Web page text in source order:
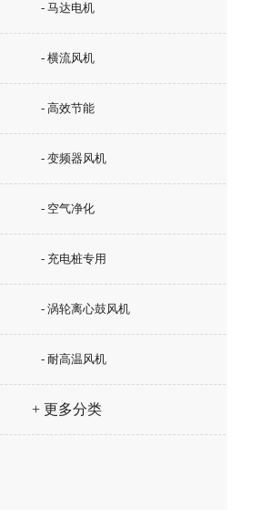
- 马达电机
- 横流风机
- 高效节能
- 变频器风机
- 空气净化
- 充电桩专用
- 涡轮离心鼓风机
- 耐高温风机
+ 更多分类